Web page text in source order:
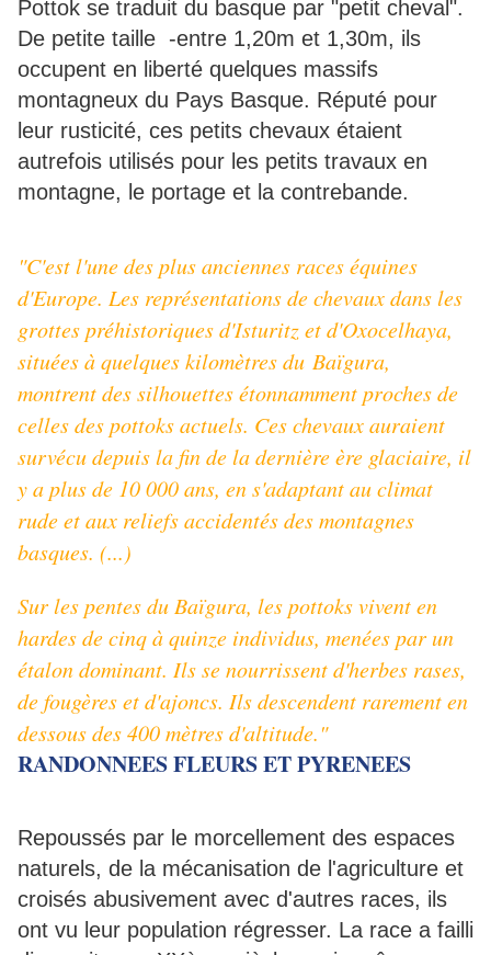
Pottok se traduit du basque par "petit cheval".
De petite taille -entre 1,20m et 1,30m, ils
occupent en liberté quelques massifs
montagneux du Pays Basque. Réputé pour
leur rusticité, ces petits chevaux étaient
autrefois utilisés pour les petits travaux en
montagne, le portage et la contrebande.
"C'est l'une des plus anciennes races équines
d'Europe. Les représentations de chevaux dans les
grottes préhistoriques d'Isturitz et d'Oxocelhaya,
situées à quelques kilomètres du Baïgura,
montrent des silhouettes étonnamment proches de
celles des pottoks actuels. Ces chevaux auraient
survécu depuis la fin de la dernière ère glaciaire, il
y a plus de 10 000 ans, en s'adaptant au climat
rude et aux reliefs accidentés des montagnes
basques. (...)
Sur les pentes du Baïgura, les pottoks vivent en
hardes de cinq à quinze individus, menées par un
étalon dominant. Ils se nourrissent d'herbes rases,
de fougères et d'ajoncs. Ils descendent rarement en
dessous des 400 mètres d'altitude."
RANDONNEES FLEURS ET PYRENEES
Repoussés par le morcellement des espaces
naturels, de la mécanisation de l'agriculture et
croisés abusivement avec d'autres races, ils
ont vu leur population régresser. La race a failli